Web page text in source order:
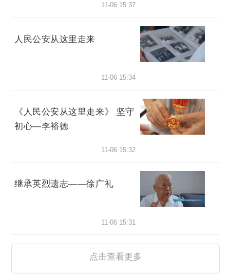
11-06 15:37
人民公安从这里走来
11-06 15:34
《人民公安从这里走来》 坚守
初心—李裕德
11-06 15:32
继承英烈遗志——徐广礼
11-06 15:31
点击查看更多